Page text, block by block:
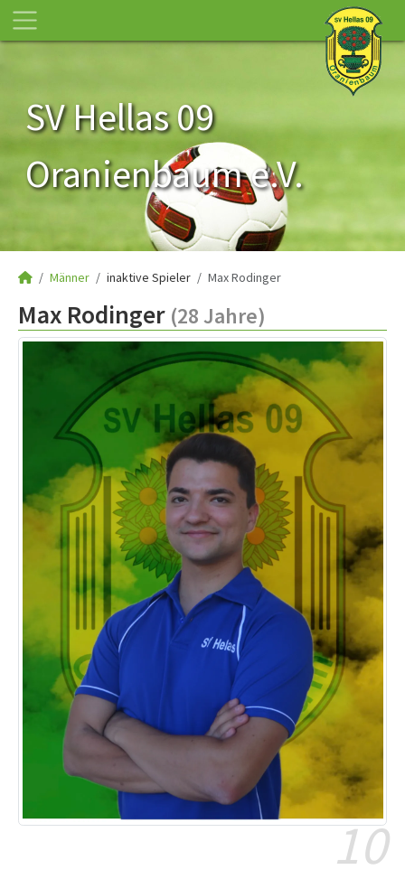
SV Hellas 09
Oranienbaum e.V.
Männer inaktive Spieler Max Rodinger
Max Rodinger (28 Jahre)
10